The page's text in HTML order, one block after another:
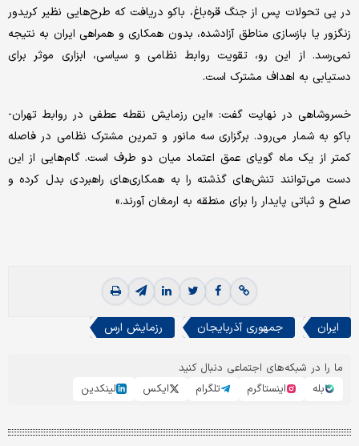
در پی تحولات پس از جنگ قره‌‌باغ، باکو دریافت که طرح‌‌هایی نظیر کریدور
زنگزور یا بازسازی مناطق آزادشده، بدون همکاری و همراهی ایران به نتیجه
نمی‌‌رسد. از این رو، تقویت روابط نظامی و سیاسی، ابزاری موثر برای
دستیابی به اهداف مشترک است.
خسروشاهی در نهایت گفت: «این رزمایش نقطه عطفی در روابط تهران-
باکو به شمار می‌رود. برگزاری سه مانور و تمرین مشترک نظامی در فاصله
کمتر از یک ماه گویای عمق اعتماد میان دو طرف است. گام‌‌هایی از این
دست می‌توانند تنش‌‌های گذشته را به همکاری‌‌های راهبردی بدل کرده و
صلح و ثباتی پایدار را برای منطقه به ارمغان آورند.»
ایران جمهوری آذربایجان رزمایش ارس
ما را در شبکه‌های اجتماعی دنبال کنید
بله
اینستاگرم تلگرام ایکس لینکدین